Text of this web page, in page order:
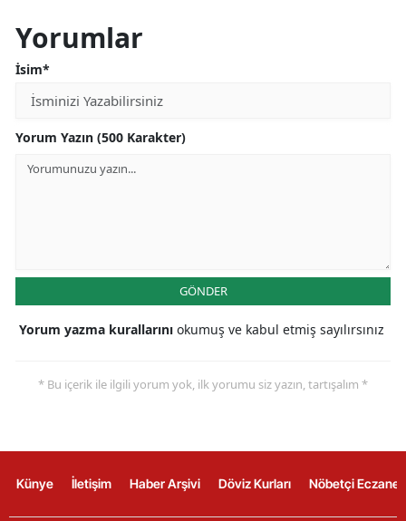
Yorumlar
İsim*
Yorum Yazın (500 Karakter)
GÖNDER
Yorum yazma kurallarını okumuş ve kabul etmiş sayılırsınız
* Bu içerik ile ilgili yorum yok, ilk yorumu siz yazın, tartışalım *
Künye İletişim Haber Arşivi Döviz Kurları Nöbetçi